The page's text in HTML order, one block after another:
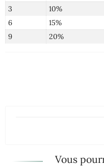
3
10%
6
15%
9
20%
Vous